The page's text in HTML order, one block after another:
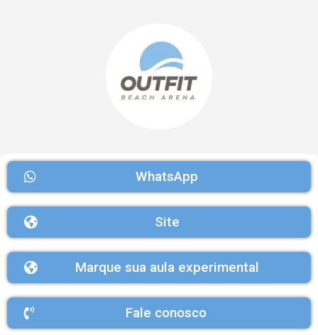
WhatsApp
Site
Marque sua aula experimental
Fale conosco